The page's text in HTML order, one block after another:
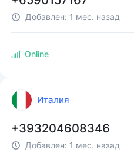
Добавлен: 1 мес. назад
Online
Италия
+393204608346
Добавлен: 1 мес. назад